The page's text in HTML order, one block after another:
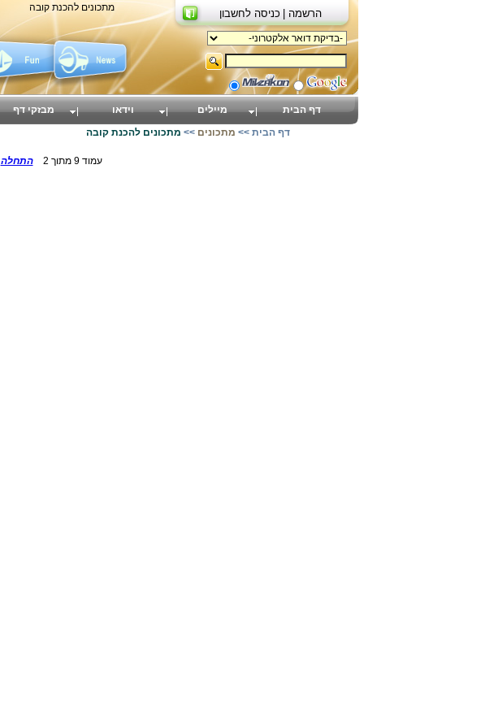
מתכונים להכנת קובה
עמוד 9 מתוך 2 התחלה
דף הבית מיילים וידאו מבזקי דף
דף הבית >> מתכונים >> מתכונים להכנת קובה
הרשמה | כניסה לחשבון